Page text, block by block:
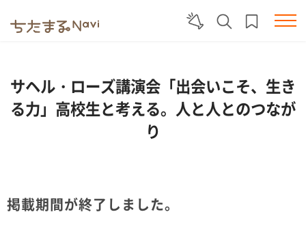
サヘル・ローズ講演会「出会いこそ、生き
る力」高校生と考える。人と人とのつなが
り
掲載期間が終了しました。